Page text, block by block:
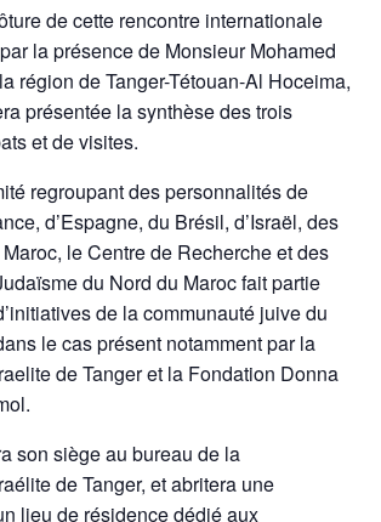
de cette rencontre internationale
la présence de Monsieur Mohamed
région de Tanger-Tétouan-Al Hoceima,
présentée la synthèse des trois
et de visites.
regroupant des personnalités de
d’Espagne, du Brésil, d’Israël, des
le Centre de Recherche et des
du Nord du Maroc fait partie
de la communauté juive du
le cas présent notamment par la
de Tanger et la Fondation Donna
son siège au bureau de la
de Tanger, et abritera une
lieu de résidence dédié aux